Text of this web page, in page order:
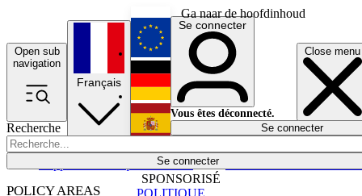
Ga naar de hoofdinhoud
Open sub
navigation
Close menu
Recherche
Se connecter
POLICY AREAS
Économie
Français
English
Deutsch
Español
Se connecter
Vous êtes déconnecté.
Se connecter
SPONSORISÉ
POLITIQUE